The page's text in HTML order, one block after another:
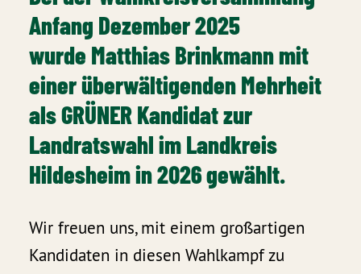
Anfang Dezember 2025
wurde Matthias Brinkmannmit
einer überwältigenden Mehrheit
als GRÜNER Kandidat zur
Landratswahl im Landkreis
Hildesheim in 2026 gewählt.
Wir freuen uns, mit einem großartigen
Kandidaten in diesen Wahlkampf zu